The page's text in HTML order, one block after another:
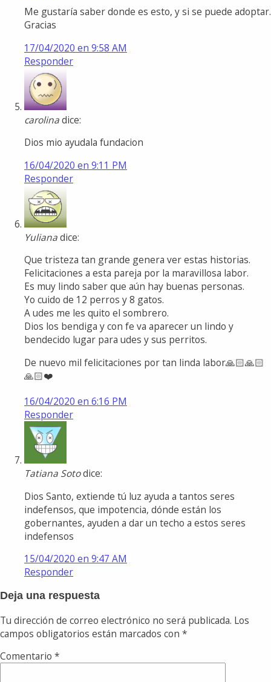
Me gustaría saber donde es esto, y si se puede adoptar.
Gracias
17/04/2020 en 9:58 AM
Responder
carolinadice:
Dios mio ayudala fundacion
16/04/2020 en 9:11 PM
Responder
Yulianadice:
Que tristeza tan grande genera ver estas historias.
Felicitaciones a esta pareja por la maravillosa labor.
Es muy lindo saber que aún hay buenas personas.
Yo cuido de 12 perros y 8 gatos.
A udes me les quito el sombrero.
Dios los bendiga y con fe va aparecer un lindo y
bendecido lugar para udes y sus perritos.
De nuevo mil felicitaciones por tan linda labor🙏🏻🙏🏻
🙏🏻❤️
16/04/2020 en 6:16 PM
Responder
Tatiana Sotodice:
Dios Santo, extiende tú luz ayuda a tantos seres
indefensos, que impotencia, dónde están los
gobernantes, ayuden a dar un techo a estos seres
indefensos
15/04/2020 en 9:47 AM
Responder
Deja una respuesta
Tu dirección de correo electrónico no será publicada. Los
campos obligatorios están marcados con *
Comentario *